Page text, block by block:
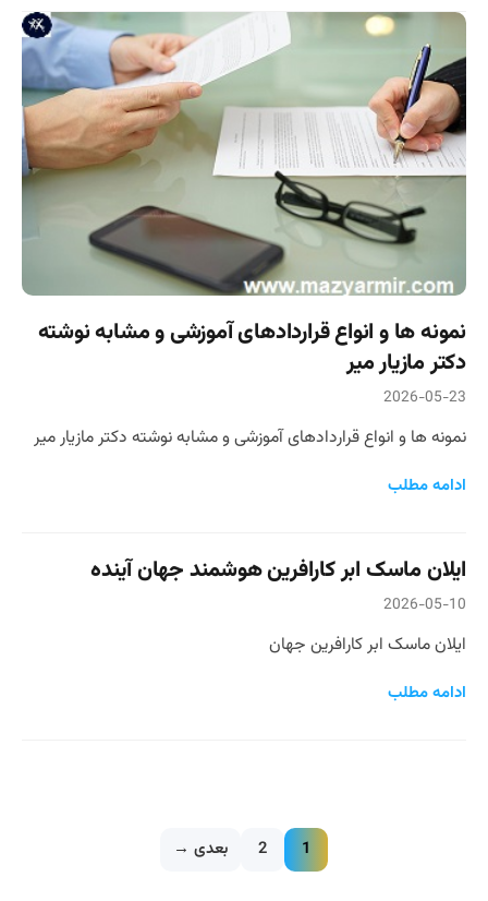
نمونه ها و انواع قراردادهای آموزشی و مشابه نوشته
دکتر مازیار میر
2026-05-23
نمونه ها و انواع قراردادهای آموزشی و مشابه نوشته دکتر مازیار میر
ادامه مطلب
ایلان ماسک ابر کارافرین هوشمند جهان آینده
2026-05-10
ایلان ماسک ابر کارافرین جهان
ادامه مطلب
1
2 بعدی →